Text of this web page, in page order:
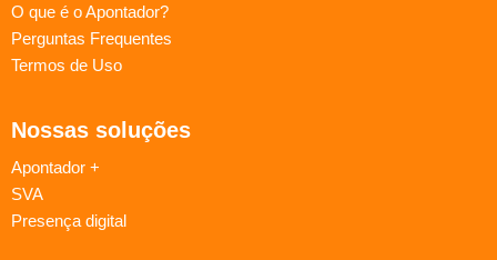
O que é o Apontador?
Perguntas Frequentes
Termos de Uso
Nossas soluções
Apontador +
SVA
Presença digital